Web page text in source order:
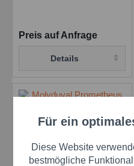
Preis auf Anfrage
Details
Funktionale
Marketing
Für ein
Diese Website
bestmögliche